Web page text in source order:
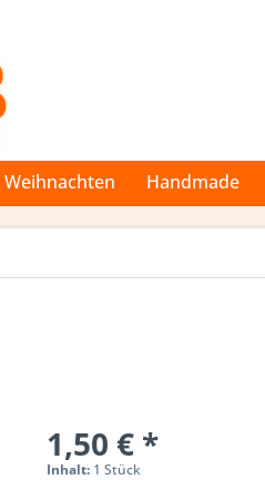
Weihnachten Handmade
1,50 € *
Inhalt: 1 Stück